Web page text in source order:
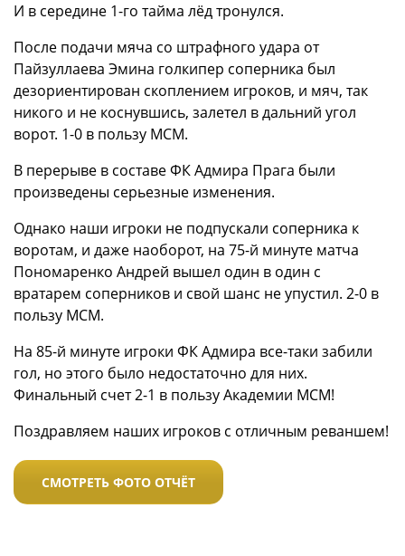
И в середине 1-го тайма лёд тронулся.
После подачи мяча со штрафного удара от
Пайзуллаева Эмина голкипер соперника был
дезориентирован скоплением игроков, и мяч, так
никого и не коснувшись, залетел в дальний угол
ворот. 1-0 в пользу МСМ.
В перерыве в составе ФК Адмира Прага были
произведены серьезные изменения.
Однако наши игроки не подпускали соперника к
воротам, и даже наоборот, на 75-й минуте матча
Пономаренко Андрей вышел один в один с
вратарем соперников и свой шанс не упустил. 2-0 в
пользу МСМ.
На 85-й минуте игроки ФК Адмира все-таки забили
гол, но этого было недостаточно для них.
Финальный счет 2-1 в пользу Академии МСМ!
Поздравляем наших игроков с отличным реваншем!
СМОТРЕТЬ ФОТО ОТЧЁТ